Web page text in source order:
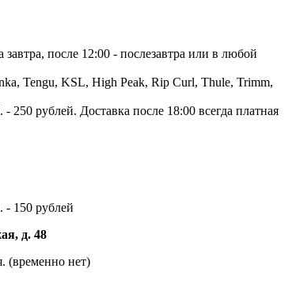
завтра, после 12:00 - послезавтра или в любой
Tengu, KSL, High Peak, Rip Curl, Thule, Trimm,
250 рублей. Доставка после 18:00 всегда платная
- 150 рублей
д. 48
(временно нет)